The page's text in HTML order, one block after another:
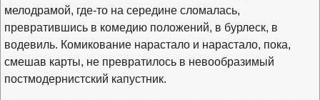
мелодрамой, где-то на середине сломалась,
превратившись в комедию положений, в бурлеск, в
водевиль. Комикование нарастало и нарастало, пока,
смешав карты, не превратилось в невообразимый
постмодернистский капустник.